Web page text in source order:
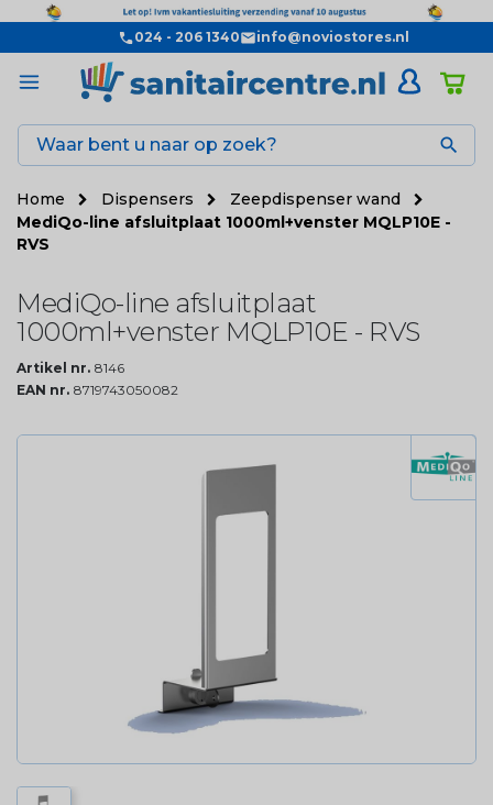
024 - 206 1340 info@noviostores.nl

Home Dispensers
Zeepdispenser wand
MediQo-line afsluitplaat 1000ml+venster MQLP10E -
RVS
MediQo-line afsluitplaat
1000ml+venster MQLP10E - RVS
Artikel nr. 8146
EAN nr. 8719743050082